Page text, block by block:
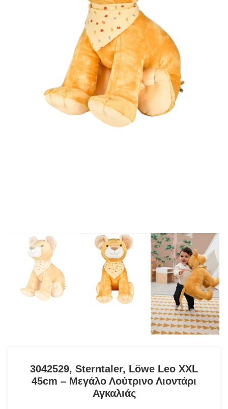
3042529, Sterntaler, Löwe Leo XXL
45cm – Μεγάλο Λούτρινο Λιοντάρι
Αγκαλιάς